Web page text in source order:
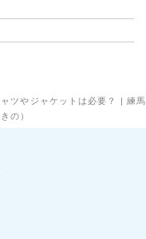
ツやジャケットは必要？ | 練馬
の）